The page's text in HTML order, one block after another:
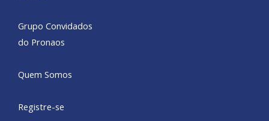
Grupo Convidados
do Pronaos
Quem Somos
Registre-se